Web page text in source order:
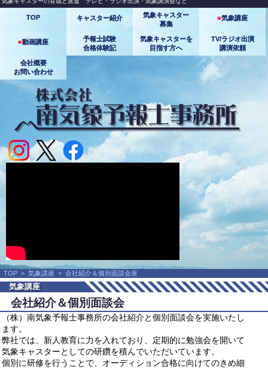
TOP キャスター紹介
気象キャスター
募集
■気象講座
■動画講座
予報士試験
合格体験記
気象キャスターを
目指す方へ
TV/ラジオ出演
講演依頼
会社概要
お問い合わせ
TOP > 気象講座 > 会社紹介＆個別面談会座
気象講座
会社紹介＆個別面談会
（株）南気象予報士事務所の会社紹介と個別面談会を実施いたし
ます。
弊社では、新人教育に力を入れており、定期的に勉強会を開いて
気象キャスターとしての研鑽を積んでいただいています。
個別に研修を行うことで、オーディション合格に向けてのきめ細